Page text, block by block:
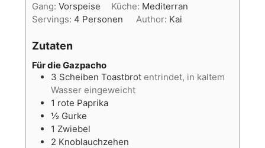
Gang: Vorspeise Küche: Mediterran
Servings: 4 Personen Author: Kai
Zutaten
Für die Gazpacho
3 Scheiben Toastbrot entrindet, in kaltem
Wasser eingeweicht
1 rote Paprika
½ Gurke
1 Zwiebel
2 Knoblauchzehen